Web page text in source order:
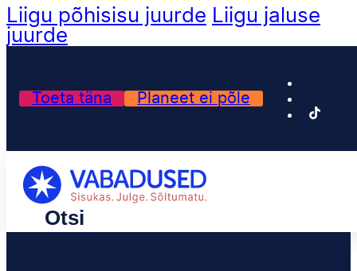
Liigu põhisisu juurde Liigu jaluse
juurde
Toeta täna Planeet ei põle